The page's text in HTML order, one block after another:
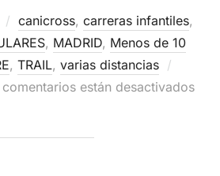
canicross, carreras infantiles,
, MADRID, Menos de 10
, TRAIL, varias distancias
comentarios están desactivados